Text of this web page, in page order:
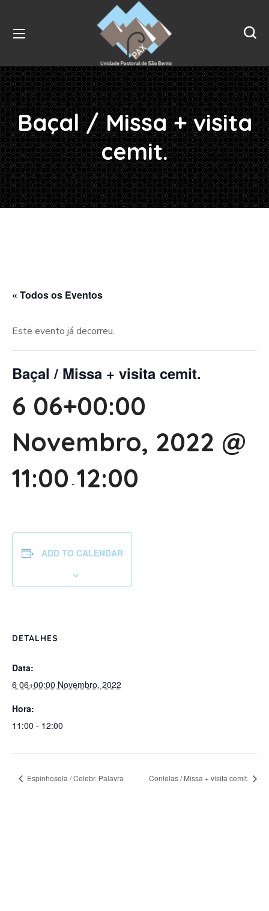
Baçal / Missa + visita
cemit.
« Todos os Eventos
Este evento já decorreu.
Baçal / Missa + visita cemit.
6 06+00:00
Novembro, 2022 @
11:00 -12:00
ADD TO CALENDAR
DETALHES
Data:
6 06+00:00 Novembro, 2022
Hora:
11:00 - 12:00
Espinhosela / Celebr. Palavra Conlelas / Missa + visita cemit.